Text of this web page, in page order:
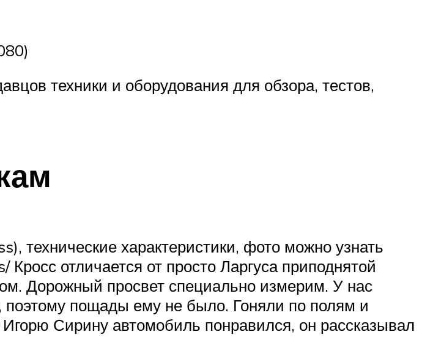
техники и оборудования для обзора, тестов,
технические характеристики, фото можно узнать
отличается от просто Ларгуса приподнятой
Дорожный просвет специально измерим. У нас
пощады ему не было. Гоняли по полям и
Сирину автомобиль понравился, он рассказывал